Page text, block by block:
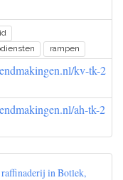
rampen
kv-tk-2
ah-tk-2
in Botlek,